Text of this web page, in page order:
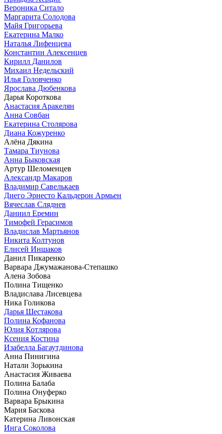
Вероника Ситало
Маргарита Солодова
Майя Григорьева
Екатерина Малко
Наталья Лифенцева
Константин Алексенцев
Кирилл Данилов
Михаил Недельский
Илья Головченко
Ярослава Дюбенкова
Дарья Короткова
Анастасия Аракелян
Анна Совбан
Екатерина Столярова
Диана Кожуренко
Алёна Дякина
Тамара Тиунова
Анна Быковская
Артур Шеломенцев
Александр Макаров
Владимир Савелькаев
Диего Эрнесто Кальдерон Армьен
Вячеслав Сляднев
Даниил Еремин
Тимофей Герасимов
Владислав Мартьянов
Никита Колтунов
Елисей Иншаков
Данил Пикаренко
Варвара Джумажанова-Степашко
Алена Зобова
Полина Тищенко
Владислава Лисевцева
Ника Голикова
Дарья Шестакова
Полина Кофанова
Юлия Котлярова
Ксения Костина
Изабелла Багаутдинова
Анна Пинигина
Натали Зорькина
Анастасия Живаева
Полина Балаба
Полина Онуферко
Варвара Брыкина
Мария Баскова
Катерина Ливонская
Инга Соколова